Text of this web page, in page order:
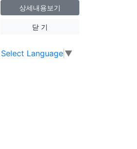
상세내용보기
닫 기
Select Language ▼